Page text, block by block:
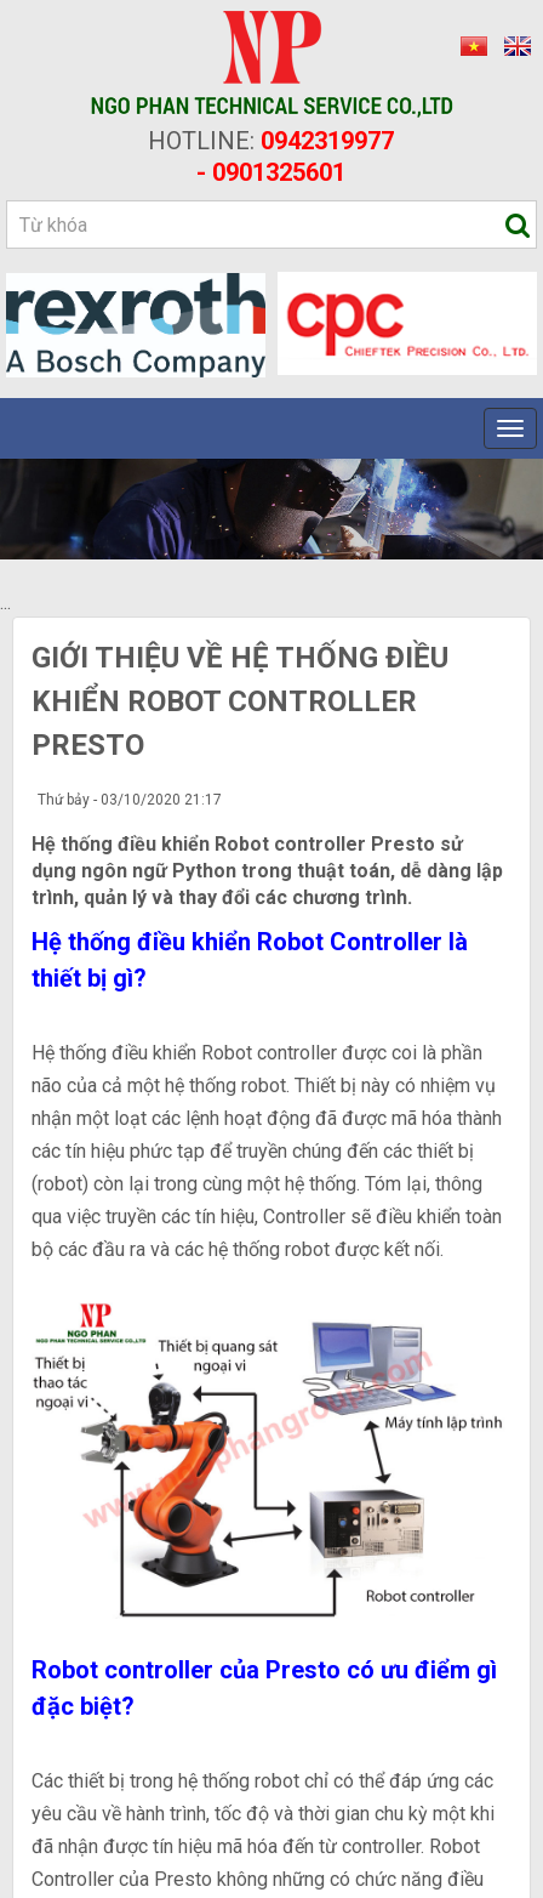
HOTLINE: 0942319977
- 0901325601
...
GIỚI THIỆU VỀ HỆ THỐNG ĐIỀU
KHIỂN ROBOT CONTROLLER
PRESTO
Thứ bảy - 03/10/2020 21:17
Hệ thống điều khiển Robot controller Presto sử
dụng ngôn ngữ Python trong thuật toán, dễ dàng lập
trình, quản lý và thay đổi các chương trình.
Hệ thống điều khiển Robot Controller là
thiết bị gì?
Hệ thống điều khiển Robot controller được coi là phần
não của cả một hệ thống robot. Thiết bị này có nhiệm vụ
nhận một loạt các lệnh hoạt động đã được mã hóa thành
các tín hiệu phức tạp để truyền chúng đến các thiết bị
(robot) còn lại trong cùng một hệ thống. Tóm lại, thông
qua việc truyền các tín hiệu, Controller sẽ điều khiển toàn
bộ các đầu ra và các hệ thống robot được kết nối.
Robot controller của Presto có ưu điểm gì
đặc biệt?
Các thiết bị trong hệ thống robot chỉ có thể đáp ứng các
yêu cầu về hành trình, tốc độ và thời gian chu kỳ một khi
đã nhận được tín hiệu mã hóa đến từ controller. Robot
Controller của Presto không những có chức năng điều